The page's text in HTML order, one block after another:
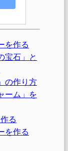
を作る
宝石」と
の作り方
ーム」を
る
を作る